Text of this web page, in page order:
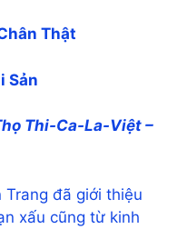
Thật
Sản
Thi-Ca-La-Việt –
đã giới thiệu
xấu cũng từ kinh